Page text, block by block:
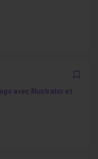
avec Illustrator et